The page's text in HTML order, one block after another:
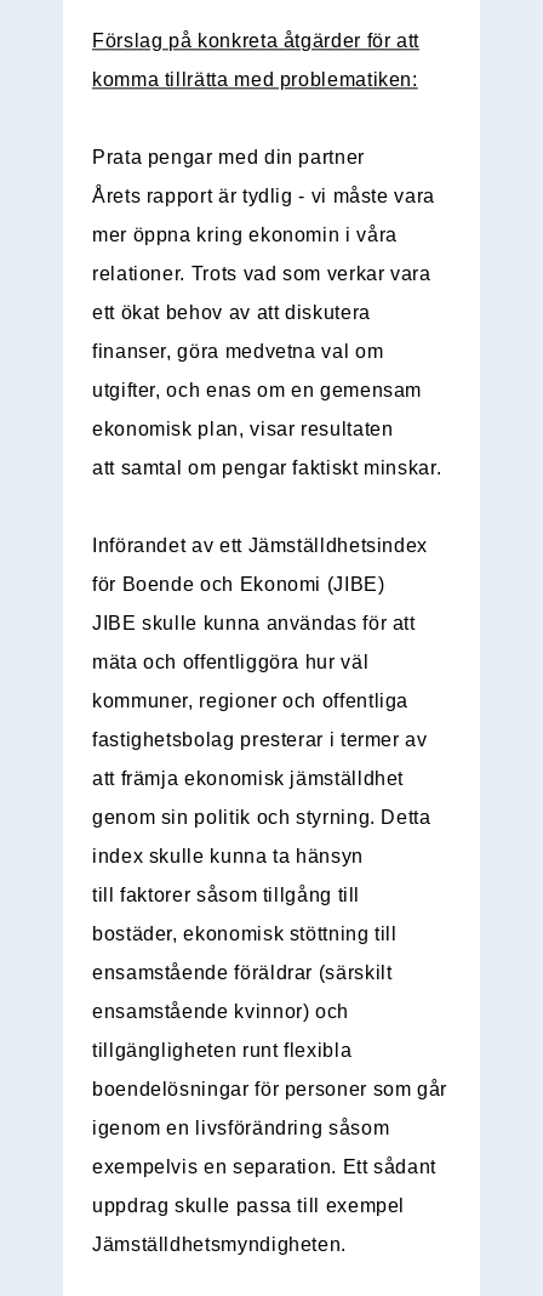
Förslag på konkreta åtgärder för att
komma tillrätta med problematiken:
Prata pengar med din partner
Årets rapport är tydlig - vi måste vara
mer öppna kring ekonomin i våra
relationer. Trots vad som verkar vara
ett ökat behov av att diskutera
finanser, göra medvetna val om
utgifter, och enas om en gemensam
ekonomisk plan, visar resultaten
att samtal om pengar faktiskt minskar.
Införandet av ett Jämställdhetsindex
för Boende och Ekonomi (JIBE)
JIBE skulle kunna användas för att
mäta och offentliggöra hur väl
kommuner, regioner och offentliga
fastighetsbolag presterar i termer av
att främja ekonomisk jämställdhet
genom sin politik och styrning. Detta
index skulle kunna ta hänsyn
till faktorer såsom tillgång till
bostäder, ekonomisk stöttning till
ensamstående föräldrar (särskilt
ensamstående kvinnor) och
tillgängligheten runt flexibla
boendelösningar för personer som går
igenom en livsförändring såsom
exempelvis en separation. Ett sådant
uppdrag skulle passa till exempel
Jämställdhetsmyndigheten.